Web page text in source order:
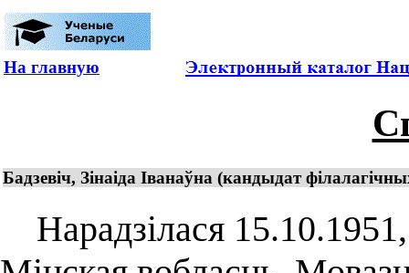
На главную
Бадзевіч, Зінаіда Іванаўна (кандыдат
Нарадзілася